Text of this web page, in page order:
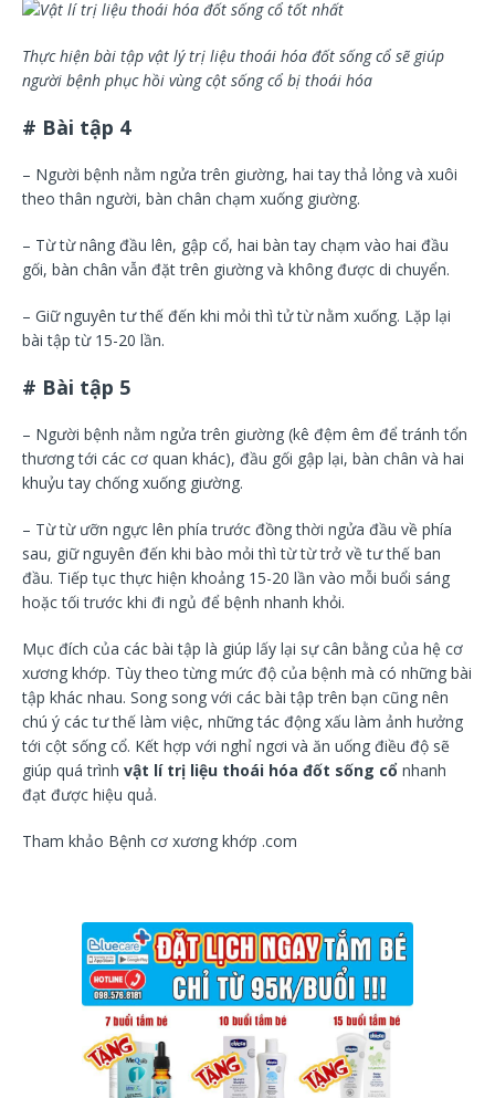
Thực hiện bài tập vật lý trị liệu thoái hóa đốt sống cổ sẽ giúp
người bệnh phục hồi vùng cột sống cổ bị thoái hóa
# Bài tập 4
– Người bệnh nằm ngửa trên giường, hai tay thả lỏng và xuôi
theo thân người, bàn chân chạm xuống giường.
– Từ từ nâng đầu lên, gập cổ, hai bàn tay chạm vào hai đầu
gối, bàn chân vẫn đặt trên giường và không được di chuyển.
– Giữ nguyên tư thế đến khi mỏi thì tử từ nằm xuống. Lặp lại
bài tập từ 15-20 lần.
# Bài tập 5
– Người bệnh nằm ngửa trên giường (kê đệm êm để tránh tổn
thương tới các cơ quan khác), đầu gối gập lại, bàn chân và hai
khuỷu tay chống xuống giường.
– Từ từ ưỡn ngực lên phía trước đồng thời ngửa đầu về phía
sau, giữ nguyên đến khi bào mỏi thì từ từ trở về tư thế ban
đầu. Tiếp tục thực hiện khoảng 15-20 lần vào mỗi buổi sáng
hoặc tối trước khi đi ngủ để bệnh nhanh khỏi.
Mục đích của các bài tập là giúp lấy lại sự cân bằng của hệ cơ
xương khớp. Tùy theo từng mức độ của bệnh mà có những bài
tập khác nhau. Song song với các bài tập trên bạn cũng nên
chú ý các tư thế làm việc, những tác động xấu làm ảnh hưởng
tới cột sống cổ. Kết hợp với nghỉ ngơi và ăn uống điều độ sẽ
giúp quá trình vật lí trị liệu thoái hóa đốt sống cổ nhanh
đạt được hiệu quả.
Tham khảo Bệnh cơ xương khớp .com